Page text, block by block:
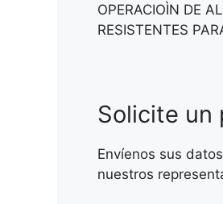
OPERACIOÌN DE
RESISTENTES
Solicite un
Envíenos sus
nuestros